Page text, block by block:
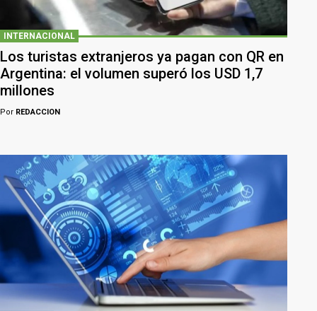
INTERNACIONAL
Los turistas extranjeros ya pagan con QR en
Argentina: el volumen superó los USD 1,7
millones
Por REDACCION